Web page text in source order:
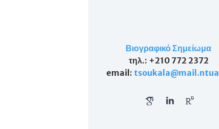
Βιογραφικό Σημείωμα
τηλ.: +210 772 2372
email: tsoukala@mail.ntua